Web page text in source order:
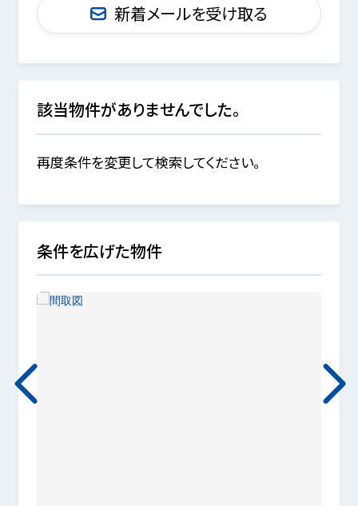
新着メールを受け取る
該当物件がありませんでした。
再度条件を変更して検索してください。
条件を広げた物件